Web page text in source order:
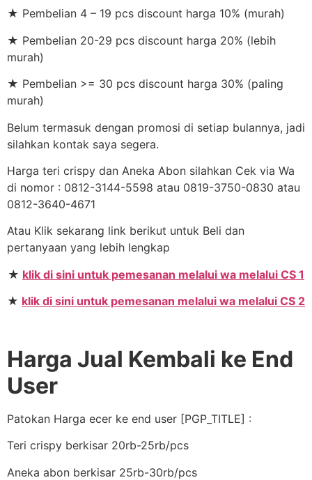
★ Pembelian 4 – 19 pcs discount harga 10% (murah)
★ Pembelian 20-29 pcs discount harga 20% (lebih
murah)
★ Pembelian >= 30 pcs discount harga 30% (paling
murah)
Belum termasuk dengan promosi di setiap bulannya, jadi
silahkan kontak saya segera.
Harga teri crispy dan Aneka Abon silahkan Cek via Wa
di nomor : 0812-3144-5598 atau 0819-3750-0830 atau
0812-3640-4671
Atau Klik sekarang link berikut untuk Beli dan
pertanyaan yang lebih lengkap
★ klik di sini untuk pemesanan melalui wa melalui CS 1
★ klik di sini untuk pemesanan melalui wa melalui CS 2
Harga Jual Kembali ke End
User
Patokan Harga ecer ke end user [PGP_TITLE] :
Teri crispy berkisar 20rb-25rb/pcs
Aneka abon berkisar 25rb-30rb/pcs